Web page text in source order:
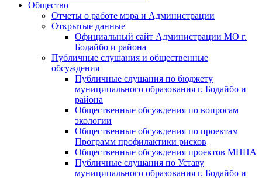
Общество
Отчеты о работе мэра и Администрации
Открытые данные
Официальный сайт Администрации МО г.
Бодайбо и района
Публичные слушания и общественные
обсуждения
Публичные слушания по бюджету
муниципального образования г. Бодайбо и
района
Общественные обсуждения по вопросам
экологии
Общественные обсуждения по проектам
Программ профилактики рисков
Общественные обсуждения проектов МНПА
Публичные слушания по Уставу
муниципального образования г. Бодайбо и